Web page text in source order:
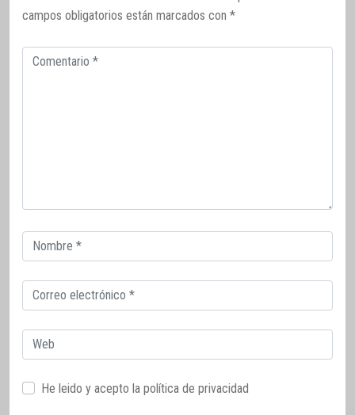
campos obligatorios están marcados con *
Comentario
Correo
electrónico
Correo
electrónico
Web
He leido y acepto la política de privacidad